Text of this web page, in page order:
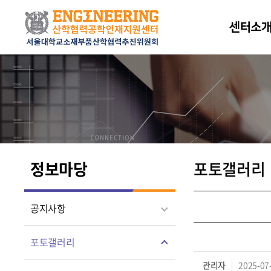
센터소
정보마당
공지사항
포토갤러리
포토갤러리
관리자 2025-